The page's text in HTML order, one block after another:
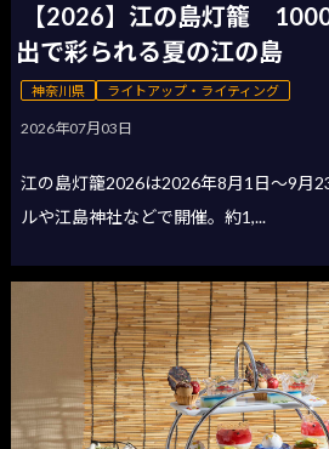
【2026】江の島灯籠
出で彩られる夏の江の島
神奈川県 ライトアップ・ライティング
2026年07月03日
江の島灯籠2026は2026年8月1日〜9月
ルや江島神社などで開催。約1,...